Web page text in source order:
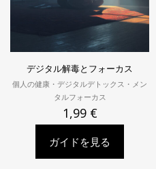
デジタル解毒とフォーカス
個人の健康・デジタルデトックス・メン
タルフォーカス
1,99 €
ガイドを見る